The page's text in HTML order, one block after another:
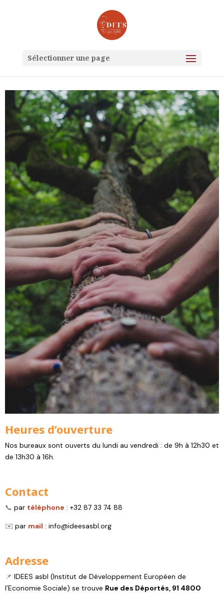
Sélectionner une page
Heures d’ouverture
Nos bureaux sont ouverts du lundi au vendredi : de 9h à 12h30 et
de 13h30 à 16h.
Contact
📞 par téléphone : +32 87 33 74 88
✉️ par mail : info@ideesasbl.org
Adresse
📌 IDEES asbl (Institut de Développement Européen de
l’Economie Sociale) se trouve Rue des Déportés, 91 4800